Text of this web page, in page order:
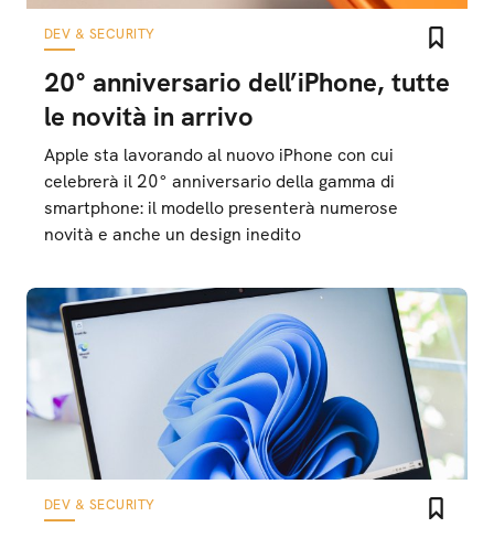
DEV & SECURITY
20° anniversario dell’iPhone, tutte
le novità in arrivo
Apple sta lavorando al nuovo iPhone con cui
celebrerà il 20° anniversario della gamma di
smartphone: il modello presenterà numerose
novità e anche un design inedito
DEV & SECURITY